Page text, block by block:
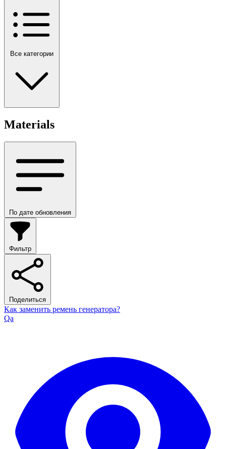
Все категории
Materials
По дате обновления
Фильтр
Поделиться
Как заменить ремень генератора?
Qa